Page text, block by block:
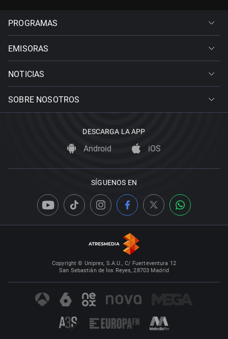
PROGRAMAS
EMISORAS
NOTICIAS
SOBRE NOSOTROS
DESCARGA LA APP
Android iOS
SÍGUENOS EN
Copyright © Uniprex, S.A.U., C/ Fuerteventura 12
San Sebastián de los Reyes, 28703 Madrid